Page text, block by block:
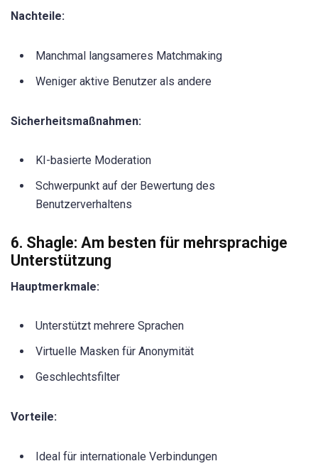
Nachteile:
Manchmal langsameres Matchmaking
Weniger aktive Benutzer als andere
Sicherheitsmaßnahmen:
KI-basierte Moderation
Schwerpunkt auf der Bewertung des
Benutzerverhaltens
6. Shagle: Am besten für mehrsprachige
Unterstützung
Hauptmerkmale:
Unterstützt mehrere Sprachen
Virtuelle Masken für Anonymität
Geschlechtsfilter
Vorteile:
Ideal für internationale Verbindungen